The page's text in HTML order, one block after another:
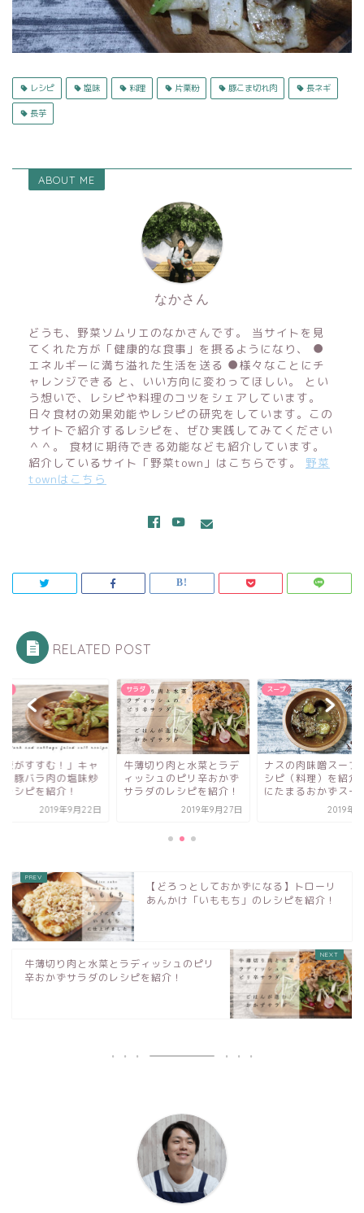
レシピ 塩味 料理 片栗粉 豚こま切れ肉 長ネギ
長芋
ABOUT ME
なかさん
どうも、野菜ソムリエのなかさんです。 当サイトを見
てくれた方が「健康的な食事」を摂るようになり、 ●
エネルギーに満ち溢れた生活を送る ●様々なことにチ
ャレンジできる と、いい方向に変わってほしい。 とい
う想いで、レシピや料理のコツをシェアしています。
日々食材の効果効能やレシピの研究をしています。この
サイトで紹介するレシピを、ぜひ実践してみてください
＾＾。 食材に期待できる効能なども紹介しています。
紹介しているサイト「野菜town」はこちらです。 野菜
townはこちら
RELATED POST
キャ
味炒
サラダ
牛薄切り肉と水菜とラデ
ィッシュのピリ辛おかず
サラダのレシピを紹介！
スープ
ナスの肉味噌スープのレ
シピ（料理）を紹介！腹
にたまるおかずスープ
キャベ
「ご
ベツ
めの
【どろっとしておかずになる】トローリ
あんかけ「いももち」のレシピを紹介！
牛薄切り肉と水菜とラディッシュのピリ
辛おかずサラダのレシピを紹介！